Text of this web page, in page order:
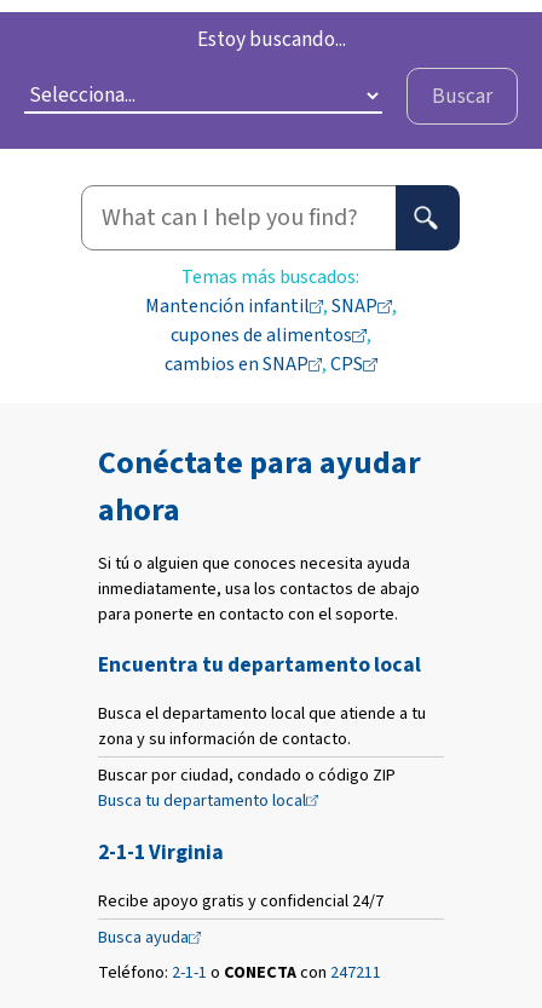
Estoy buscando...
Buscar
Temas más buscados:
Mantención infantil ,SNAP ,
cupones dealimentos ,
cambios enSNAP ,CPS
Conéctate para ayudar
ahora
Si tú o alguien que conoces necesita ayuda
inmediatamente, usa los contactos de abajo
para ponerte en contacto con el soporte.
Encuentra tu departamento local
Busca el departamento local que atiende a tu
zona y su información de contacto.
Buscar por ciudad, condado o código ZIP
Busca tu departamentolocal
2-1-1 Virginia
Recibe apoyo gratis y confidencial 24/7
Busca ayuda
Teléfono: 2-1-1o CONECTAcon 247211